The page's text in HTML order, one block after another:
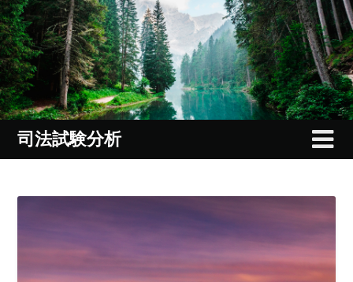
Skip
to
content
司法試験分析